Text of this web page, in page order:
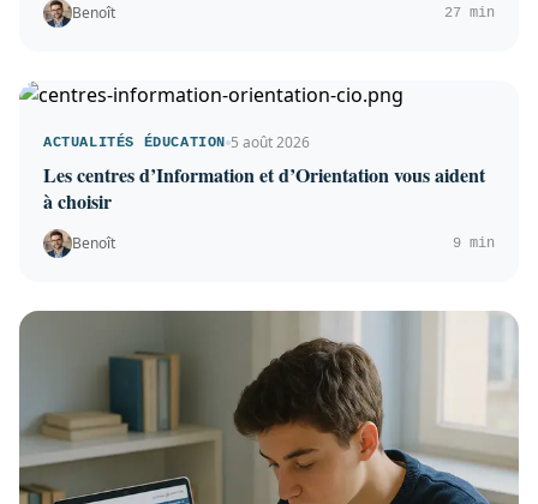
Benoît 27 min
ACTUALITÉS ÉDUCATION 5 août 2026
Les centres d’Information et d’Orientation vous aident
à choisir
Benoît 9 min